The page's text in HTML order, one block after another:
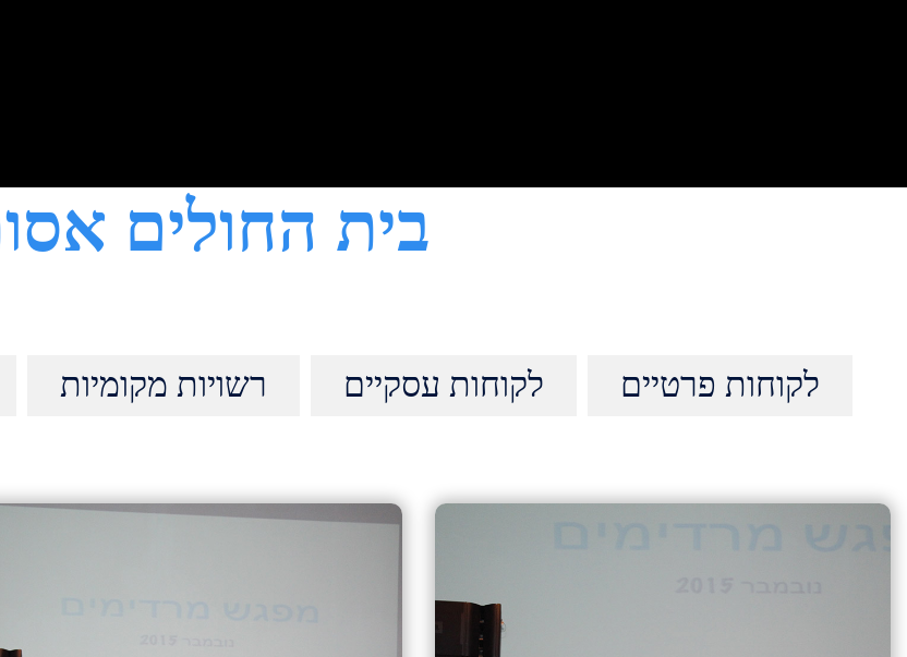
בית החולים
לקוחות פרטיים לקוחות עסקיים רשויות מקומיות